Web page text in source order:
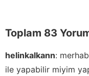
Toplam 83
helinkalkann:
ile yapabilir miyim